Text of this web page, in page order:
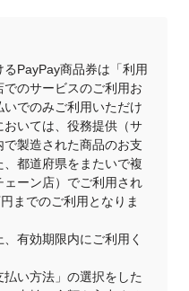
PayPay商品券は「利用
のサービスのご利用お
でのみご利用いただけ
おいては、役務提供（サ
製造された商品のお支
都道府県をまたいで複
ーン店）でご利用され
までのご利用となりま
有効期限内にご利用く
い方法」の選択をした